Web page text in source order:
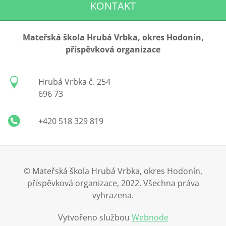
KONTAKT
Mateřská škola Hrubá Vrbka, okres Hodonín,
příspěvková organizace
Hrubá Vrbka č. 254
696 73
+420 518 329 819
© Mateřská škola Hrubá Vrbka, okres Hodonín,
příspěvková organizace, 2022. Všechna práva
vyhrazena.
Vytvořeno službou Webnode